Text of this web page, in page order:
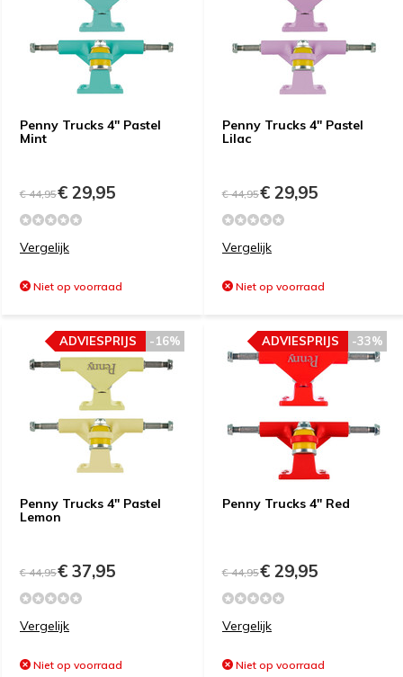
Penny Trucks 4'' Pastel
Mint
€ 44,95€ 29,95
Vergelijk
Niet op voorraad
Penny Trucks 4'' Pastel
Lilac
€ 44,95€ 29,95
Vergelijk
Niet op voorraad
Penny Trucks 4'' Pastel
Lemon
-16%
ADVIESPRIJS
€ 44,95€ 37,95
Vergelijk
Niet op voorraad
Penny Trucks 4'' Red
-33%
ADVIESPRIJS
€ 44,95€ 29,95
Vergelijk
Niet op voorraad